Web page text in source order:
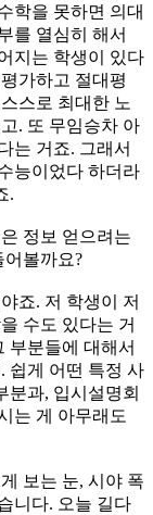
학을 못하면 의대
를 열심히 해서
지는 학생이 있다
가하고 절대평
스로 최대한 노
. 또 무임승차 아
는 거죠. 그래서
능이었다 하더라
.
정보 얻으려는
어볼까요?
죠. 저 학생이 저
수도 있다는 거
부분들에 대해서
쉽게 어떤 특정 사
분과, 입시설명회
는 게 아무래도
보는 눈, 시야 폭
니다. 오늘 길다